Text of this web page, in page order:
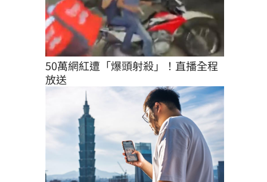
50萬網紅遭「爆頭射殺」！直播全程
放送